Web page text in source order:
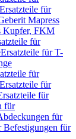
Ersatzteile für
Mapress
Kupfer, FKM
für
Ersatzteile für T-
für
Ersatzteile für
für
für
für
Befestigungen für